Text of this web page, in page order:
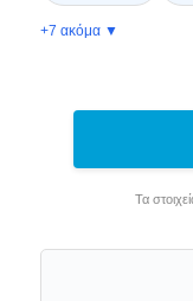
+7 ακόμα ▼
Τα